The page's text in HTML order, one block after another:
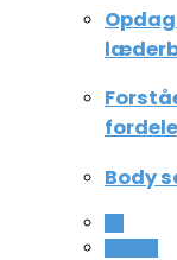
fordele
Body